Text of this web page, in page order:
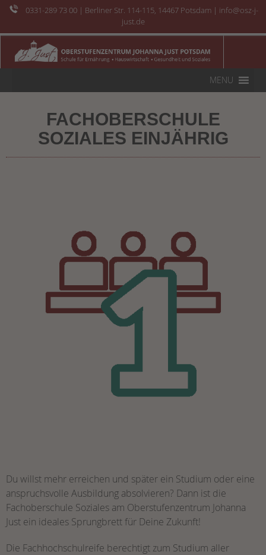
0331-289 73 00 | Berliner Str. 114-115, 14467 Potsdam | info@osz-j-
just.de
MENU
FACHOBERSCHULE
SOZIALES EINJÄHRIG
Du willst mehr erreichen und später ein Studium oder eine
anspruchsvolle Ausbildung absolvieren? Dann ist die
Fachoberschule Soziales am Oberstufenzentrum Johanna
Just ein ideales Sprungbrett für Deine Zukunft!
Die Fachhochschulreife berechtigt zum Studium aller